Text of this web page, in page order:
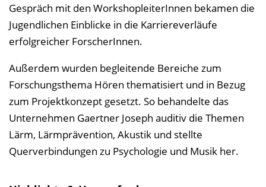
Gespräch mit den WorkshopleiterInnen bekamen die
Jugendlichen Einblicke in die Karriereverläufe
erfolgreicher ForscherInnen.
Außerdem wurden begleitende Bereiche zum
Forschungsthema Hören thematisiert und in Bezug
zum Projektkonzept gesetzt. So behandelte das
Unternehmen Gaertner Joseph auditiv die Themen
Lärm, Lärmprävention, Akustik und stellte
Querverbindungen zu Psychologie und Musik her.